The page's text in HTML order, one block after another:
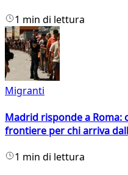
1 min di lettura
Migranti
Madrid risponde a
frontiere per chi arriva
1 min di lettura